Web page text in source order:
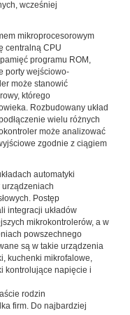
wcześniej
mikroprocesorowym
centralną CPU
programu ROM,
porty wejściowo-
może stanowić
którego
Rozbudowany układ
wielu różnych
może analizować
zgodnie z ciągiem
automatyki
urządzeniach
Postęp
integracji układów
mikrokontrolerów, a w
powszechnego
są w takie urządzenia
kuchenki mikrofalowe,
kontrolujące napięcie i
rodzin
firm. Do najbardziej